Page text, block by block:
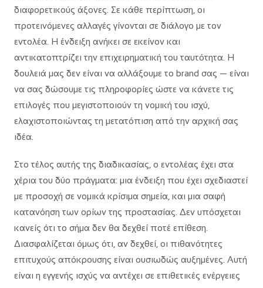
διαφορετικούς άξονες. Σε κάθε περίπτωση, οι
προτεινόμενες αλλαγές γίνονται σε διάλογο με τον
εντολέα. Η ένδειξη ανήκει σε εκείνον και
αντικατοπτρίζει την επιχειρηματική του ταυτότητα. Η
δουλειά μας δεν είναι να αλλάξουμε το brand σας — είναι
να σας δώσουμε τις πληροφορίες ώστε να κάνετε τις
επιλογές που μεγιστοποιούν τη νομική του ισχύ,
ελαχιστοποιώντας τη μετατόπιση από την αρχική σας
ιδέα.
Στο τέλος αυτής της διαδικασίας, ο εντολέας έχει στα
χέρια του δύο πράγματα: μια ένδειξη που έχει σχεδιαστεί
με προσοχή σε νομικά κρίσιμα σημεία, και μια σαφή
κατανόηση των ορίων της προστασίας. Δεν υπόσχεται
κανείς ότι το σήμα δεν θα δεχθεί ποτέ επίθεση.
Διασφαλίζεται όμως ότι, αν δεχθεί, οι πιθανότητες
επιτυχούς απόκρουσης είναι ουσιωδώς αυξημένες. Αυτή
είναι η εγγενής ισχύς να αντέχει σε επιθετικές ενέργειες